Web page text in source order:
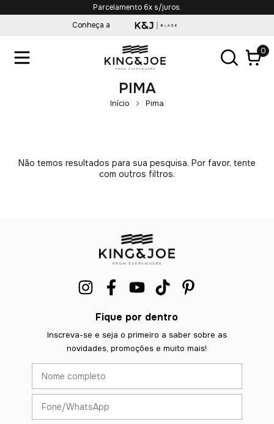
Parcelamento 6x s/juros.
Conheça a
0
PIMA
Início Pima
Não temos resultados para sua pesquisa. Por favor, tente
com outros filtros.
Fique por dentro
Inscreva-se e seja o primeiro a saber sobre as
novidades, promoções e muito mais!